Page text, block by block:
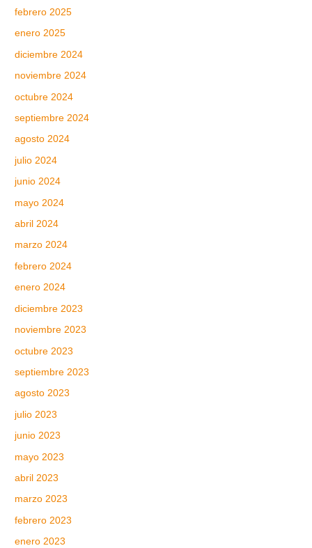
febrero 2025
enero 2025
diciembre 2024
noviembre 2024
octubre 2024
septiembre 2024
agosto 2024
julio 2024
junio 2024
mayo 2024
abril 2024
marzo 2024
febrero 2024
enero 2024
diciembre 2023
noviembre 2023
octubre 2023
septiembre 2023
agosto 2023
julio 2023
junio 2023
mayo 2023
abril 2023
marzo 2023
febrero 2023
enero 2023